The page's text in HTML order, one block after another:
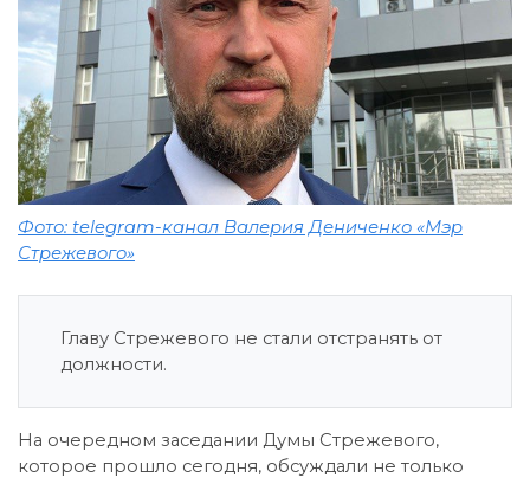
Фото: telegram-канал Валерия Дениченко «Мэр
Стрежевого»
Главу Стрежевого не стали отстранять от
должности.
На очередном заседании Думы Стрежевого,
которое прошло сегодня, обсуждали не только